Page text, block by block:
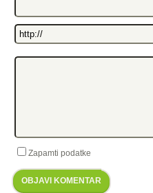
Zapamti podatke
OBJAVI KOMENTAR